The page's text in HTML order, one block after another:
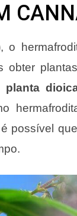
, o
obter
planta
possível